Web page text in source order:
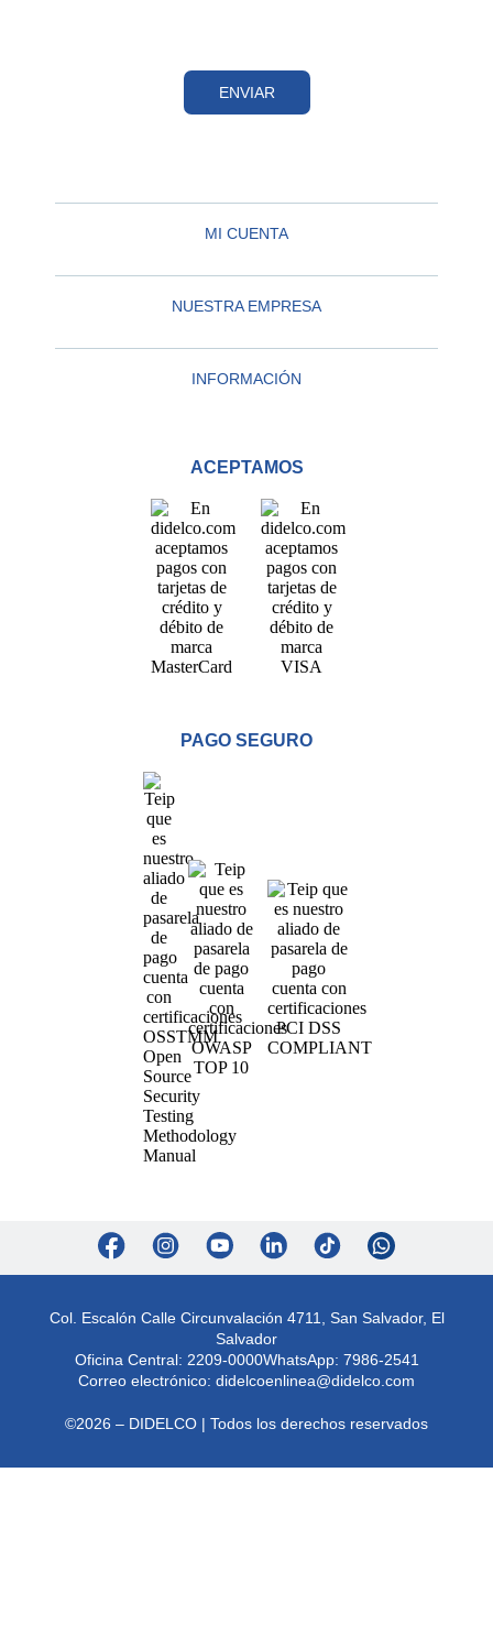
ENVIAR
MI CUENTA
NUESTRA EMPRESA
INFORMACIÓN
ACEPTAMOS
PAGO SEGURO
Col. Escalón Calle Circunvalación 4711, San Salvador, El
Salvador
Oficina Central: 2209-0000WhatsApp: 7986-2541
Correo electrónico: didelcoenlinea@didelco.com
©2026 – DIDELCO | Todos los derechos reservados